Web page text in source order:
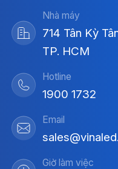
Nhà máy
714 Tân Kỳ
TP. HCM
Hotline
1900 1732
Email
Giờ làm việc